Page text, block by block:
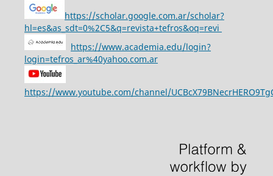
https://scholar.google.com.ar/scholar?
hl=es&as_sdt=0%2C5&q=revista+tefros&oq=revi
https://www.academia.edu/login?
login=tefros_ar%40yahoo.com.ar
https://www.youtube.com/channel/